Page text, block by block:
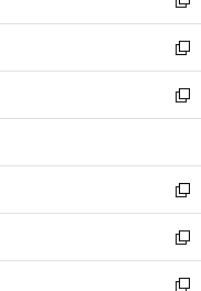
開
く
ウ
で
開
く
ン
ド
ウ
で
開
ウ
ィ
ン
ド
ウ
開
く
新
し
い
ウ
ィ
ン
ウ
で
開
く
新
し
い
ウ
ン
ド
ウ
で
開
く
新
し
ウ
ィ
ン
ド
ウ
で
新
し
い
ウ
ィ
新
し